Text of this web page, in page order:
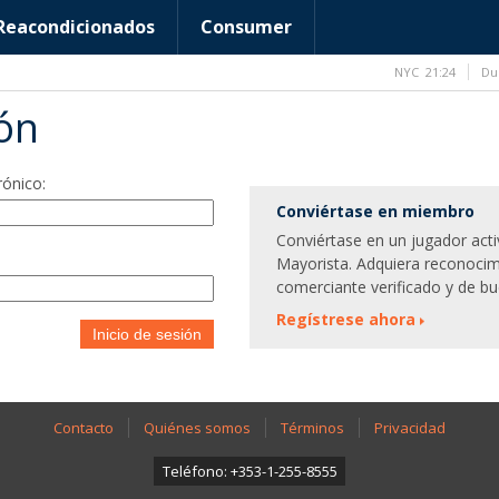
Consumer
Inicio de sesión
Conviértase en miembro
Conviértase en un jugador
Mayorista. Adquiera
comerciante verificado y de
Regístrese ahora
Contacto Quiénes somos Términos Privacidad
Teléfono: +353-1-255-8555
NYC 21:24